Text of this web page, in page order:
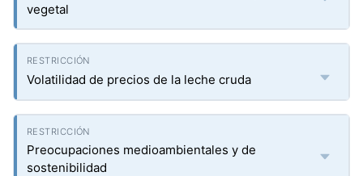
vegetal
Volatilidad de precios de la leche cruda
Preocupaciones medioambientales y de
sostenibilidad